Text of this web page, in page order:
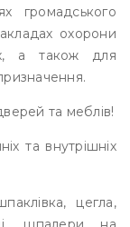
громадського
охорони
а також для
та меблів!
та внутрішніх
цегла,